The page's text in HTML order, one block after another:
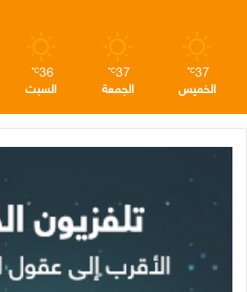
37
℃
الخميس
37
℃
الجمعة
36
℃
السبت